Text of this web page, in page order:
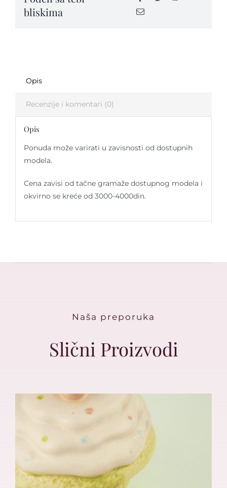
bliskima
Opis
Recenzije i komentari (0)
Opis
Ponuda može varirati u zavisnosti od dostupnih
modela.
Cena zavisi od tačne gramaže dostupnog modela i
okvirno se kreće od 3000-4000din.
Naša preporuka
Slični Proizvodi